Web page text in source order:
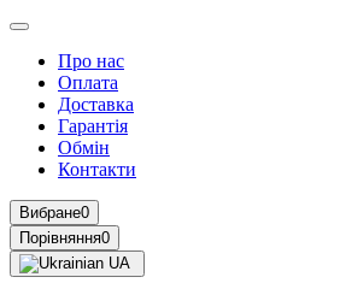
Про нас
Оплата
Доставка
Гарантія
Обмін
Контакти
Вибране0
Порівняння0
UA